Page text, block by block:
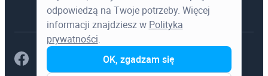
odpowiedzą na Twoje potrzeby. Więcej
informacji znajdziesz w Polityka
prywatności.
OK, zgadzam się